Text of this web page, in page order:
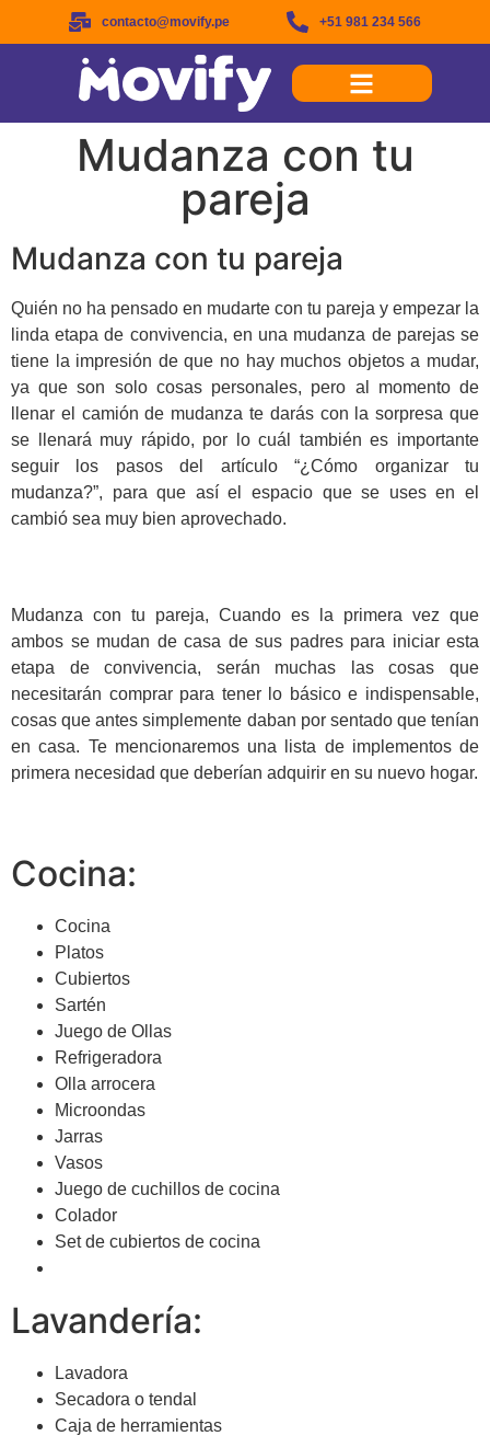
contacto@movify.pe +51 981 234 566
Mudanza con tu
pareja
Mudanza con tu pareja
Quién no ha pensado en mudarte con tu pareja y empezar la
linda etapa de convivencia, en una mudanza de parejas se
tiene la impresión de que no hay muchos objetos a mudar,
ya que son solo cosas personales, pero al momento de
llenar el camión de mudanza te darás con la sorpresa que
se llenará muy rápido, por lo cuál también es importante
seguir los pasos del artículo “¿Cómo organizar tu
mudanza?”, para que así el espacio que se uses en el
cambió sea muy bien aprovechado.
Mudanza con tu pareja, Cuando es la primera vez que
ambos se mudan de casa de sus padres para iniciar esta
etapa de convivencia, serán muchas las cosas que
necesitarán comprar para tener lo básico e indispensable,
cosas que antes simplemente daban por sentado que tenían
en casa. Te mencionaremos una lista de implementos de
primera necesidad que deberían adquirir en su nuevo hogar.
Cocina:
Cocina
Platos
Cubiertos
Sartén
Juego de Ollas
Refrigeradora
Olla arrocera
Microondas
Jarras
Vasos
Juego de cuchillos de cocina
Colador
Set de cubiertos de cocina
Lavandería:
Lavadora
Secadora o tendal
Caja de herramientas